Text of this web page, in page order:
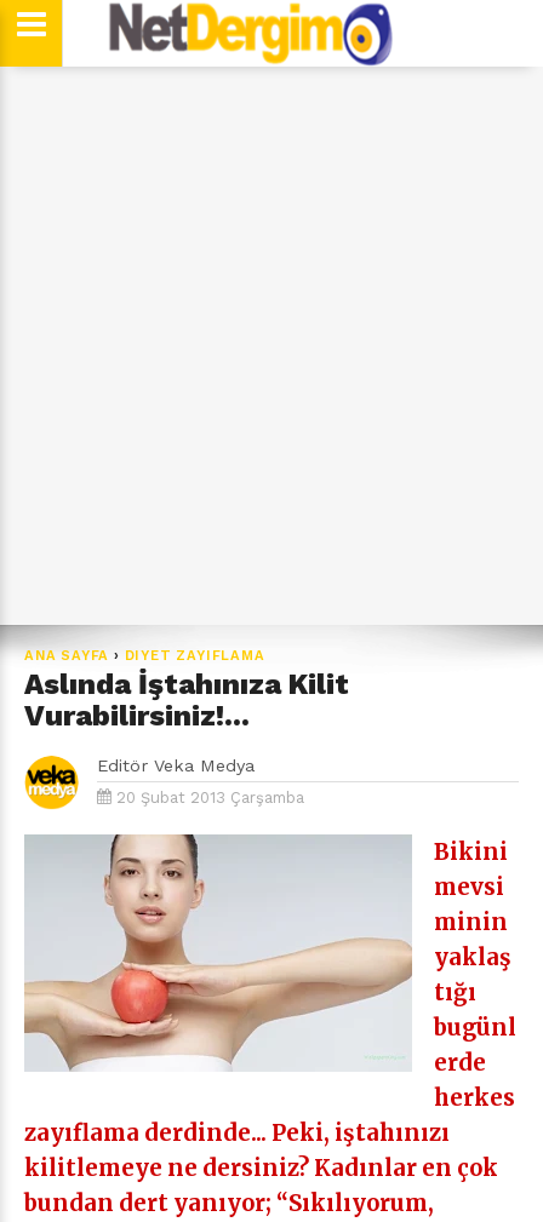
ANA SAYFA › DIYET ZAYIFLAMA
Aslında İştahınıza Kilit
Vurabilirsiniz!...
Editör Veka Medya
20 Şubat 2013 Çarşamba
Bikini
mevsi
minin
yaklaş
tığı
bugünl
erde
herkes
zayıflama derdinde... Peki, iştahınızı
kilitlemeye ne dersiniz? Kadınlar en çok
bundan dert yanıyor; “Sıkılıyorum,